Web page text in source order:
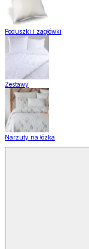
Poduszki i zagłówki
Zestawy
Narzuty na łózka